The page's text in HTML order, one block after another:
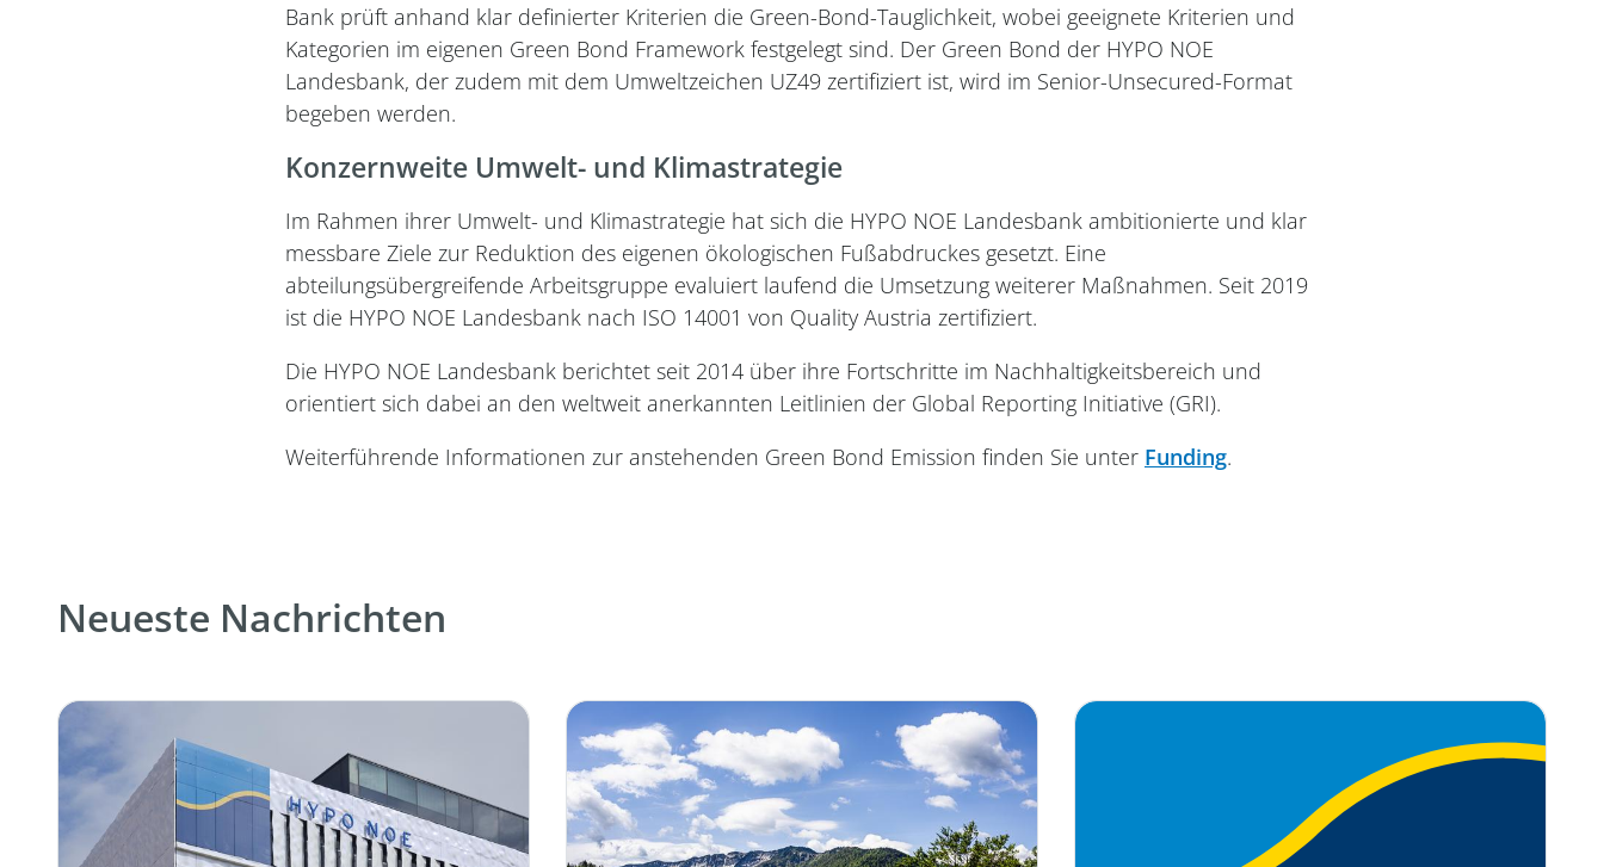
Bank prüft anhand klar definierter Kriterien die Green-Bond-Tauglichkeit, wobei geeignete Kriterien und
Kategorien im eigenen Green Bond Framework festgelegt sind. Der Green Bond der HYPO NOE
Landesbank, der zudem mit dem Umweltzeichen UZ49 zertifiziert ist, wird im Senior-Unsecured-Format
begeben werden.
Konzernweite Umwelt- und Klimastrategie
Im Rahmen ihrer Umwelt- und Klimastrategie hat sich die HYPO NOE Landesbank ambitionierte und klar
messbare Ziele zur Reduktion des eigenen ökologischen Fußabdruckes gesetzt. Eine
abteilungsübergreifende Arbeitsgruppe evaluiert laufend die Umsetzung weiterer Maßnahmen. Seit 2019
ist die HYPO NOE Landesbank nach ISO 14001 von Quality Austria zertifiziert.
Die HYPO NOE Landesbank berichtet seit 2014 über ihre Fortschritte im Nachhaltigkeitsbereich und
orientiert sich dabei an den weltweit anerkannten Leitlinien der Global Reporting Initiative (GRI).
Weiterführende Informationen zur anstehenden Green Bond Emission finden Sie unter Funding.
Neueste Nachrichten